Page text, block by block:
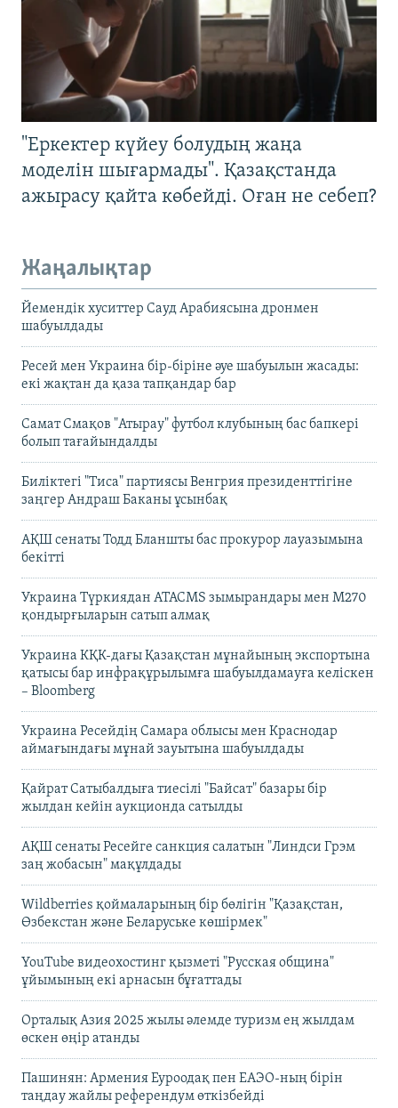
"Еркектер күйеу болудың жаңа
моделін шығармады". Қазақстанда
ажырасу қайта көбейді. Оған не себеп?
Жаңалықтар
Йемендік хуситтер Сауд Арабиясына дронмен
шабуылдады
Ресей мен Украина бір-біріне әуе шабуылын жасады:
екі жақтан да қаза тапқандар бар
Самат Смақов "Атырау" футбол клубының бас бапкері
болып тағайындалды
Биліктегі "Тиса" партиясы Венгрия президенттігіне
заңгер Андраш Баканы ұсынбақ
АҚШ сенаты Тодд Бланшты бас прокурор лауазымына
бекітті
Украина Түркиядан ATACMS зымырандары мен M270
қондырғыларын сатып алмақ
Украина КҚК-дағы Қазақстан мұнайының экспортына
қатысы бар инфрақұрылымға шабуылдамауға келіскен
– Bloomberg
Украина Ресейдің Самара облысы мен Краснодар
аймағындағы мұнай зауытына шабуылдады
Қайрат Сатыбалдыға тиесілі "Байсат" базары бір
жылдан кейін аукционда сатылды
АҚШ сенаты Ресейге санкция салатын "Линдси Грэм
заң жобасын" мақұлдады
Wildberries қоймаларының бір бөлігін "Қазақстан,
Өзбекстан және Беларуське көшірмек"
YouTube видеохостинг қызметі "Русская община"
ұйымының екі арнасын бұғаттады
Орталық Азия 2025 жылы әлемде туризм ең жылдам
өскен өңір атанды
Пашинян: Армения Еуроодақ пен ЕАЭО-ның бірін
таңдау жайлы референдум өткізбейді